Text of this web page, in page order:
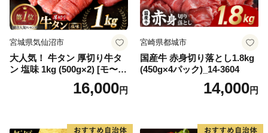
宮城県気仙沼市
大人気！ 牛タン 厚切り牛タ
ン 塩味 1kg (500g×2) [モ〜ラ
ンド 宮城県 気仙沼市 205646
60] 肉 牛肉 精肉 牛たん 牛タ
厚切り タン
16,000円
宮崎県都城市
国産牛 赤身切り落とし1.8kg
(450g×4パック)_14-3604
14,000円